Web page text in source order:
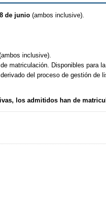
de junio (ambos inclusive).
inclusive).
matriculación. Disponibles para
del proceso de gestión
los admitidos han de